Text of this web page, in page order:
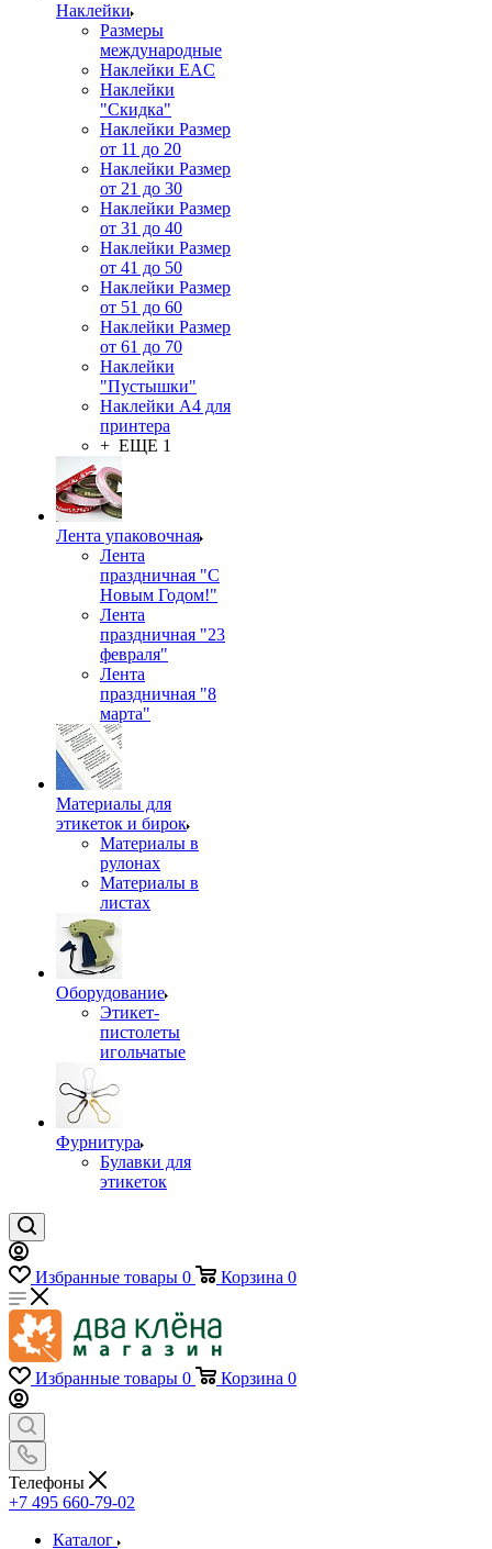
Наклейки
Размеры
международные
Наклейки EAC
Наклейки
"Скидка"
Наклейки Размер
от 11 до 20
Наклейки Размер
от 21 до 30
Наклейки Размер
от 31 до 40
Наклейки Размер
от 41 до 50
Наклейки Размер
от 51 до 60
Наклейки Размер
от 61 до 70
Наклейки
"Пустышки"
Наклейки А4 для
принтера
+ ЕЩЕ 1
Лента упаковочная
Лента
праздничная "С
Новым Годом!"
Лента
праздничная "23
февраля"
Лента
праздничная "8
марта"
Материалы для
этикеток и бирок
Материалы в
рулонах
Материалы в
листах
Оборудование
Этикет-
пистолеты
игольчатые
Фурнитура
Булавки для
этикеток
Избранные товары 0 Корзина 0
Избранные товары 0 Корзина 0
Телефоны
+7 495 660-79-02
Каталог